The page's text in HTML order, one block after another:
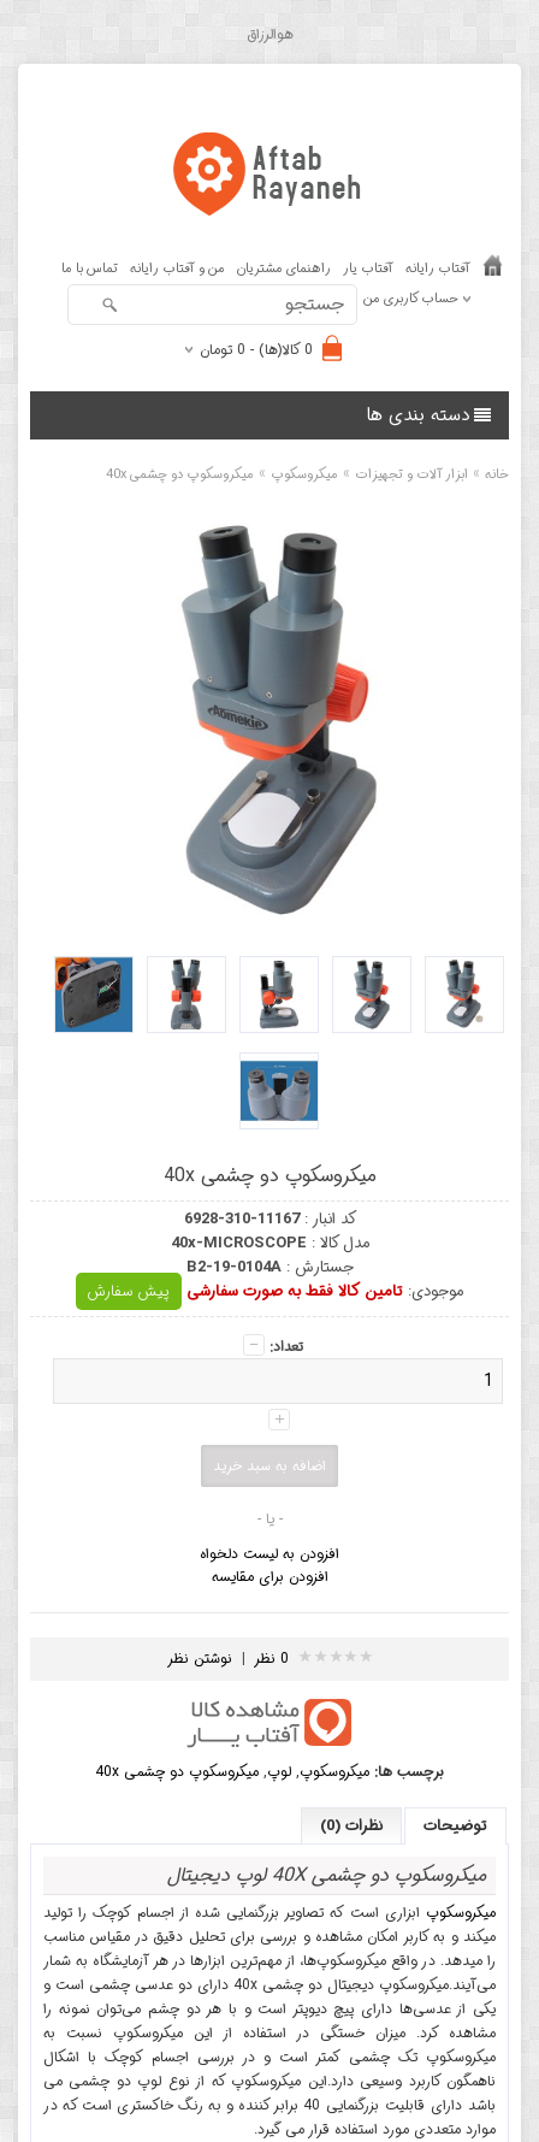
هوالرزاق
آفتاب رایانه آفتاب یار راهنمای مشتریان من و آفتاب رایانه تماس با ما
حساب کاربری من
0 کالا(ها) - 0 تومان
دسته بندی ها
خانه » ابزار آلات و تجهیزات » میکروسکوپ » میکروسکوپ دو چشمی 40x
میکروسکوپ دو چشمی 40x
کد انبار :6928-310-11167
مدل کالا : 40x-MICROSCOPE
جستارش :B2-19-0104A
موجودی: تامین کالا فقط به صورت سفارشی پیش سفارش
تعداد:
- یا -
افزودن به لیست دلخواه
افزودن برای مقایسه
0 نظر | نوشتن نظر
برچسب ها: میکروسکوپ, لوپ, میکروسکوپ دو چشمی 40x
توضیحات نظرات (0)
میکروسکوپ دو چشمی 40X لوپ دیجیتال
میکروسکوپ ابزاری است که تصاویر بزرگ­نمایی شده از اجسام کوچک را تولید
می­کند و به کاربر امکان مشاهده و بررسی برای تحلیل دقیق در مقیاس مناسب
را می­دهد. در واقع میکروسکوپ‌ها، از مهم‌ترین ابزارها در هر آزمایشگاه به شمار
می‌آیند.
میکروسکوپ دیجیتال دو چشمی 40x دارای دو عدسی چشمی است و
یکی از عدسی‌ها دارای پیچ دیوپتر است و با هر دو چشم می‌توان نمونه را
مشاهده کرد. میزان خستگی در استفاده از این میکروسکوپ نسبت به
میکروسکوپ تک چشمی کمتر است و در بررسی اجسام کوچک با اشکال
ناهمگون کاربرد وسیعی دارد.این میکروسکوپ که از نوع لوپ دو چشمی می
باشد دارای قابلیت بزرگنمایی 40 برابر کننده و به رنگ خاکستری است که در
موارد متعددی مورد استفاده قرار می گیرد.